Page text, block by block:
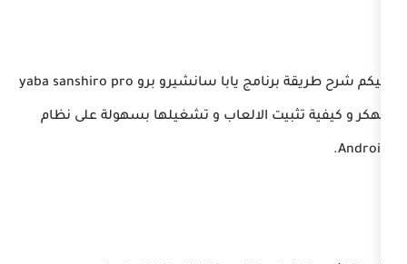
اليكم شرح طريقة برنامج يابا سانشيرو برو yaba sanshiro pro
الالعاب و تشغيلها بسهولة على نظام